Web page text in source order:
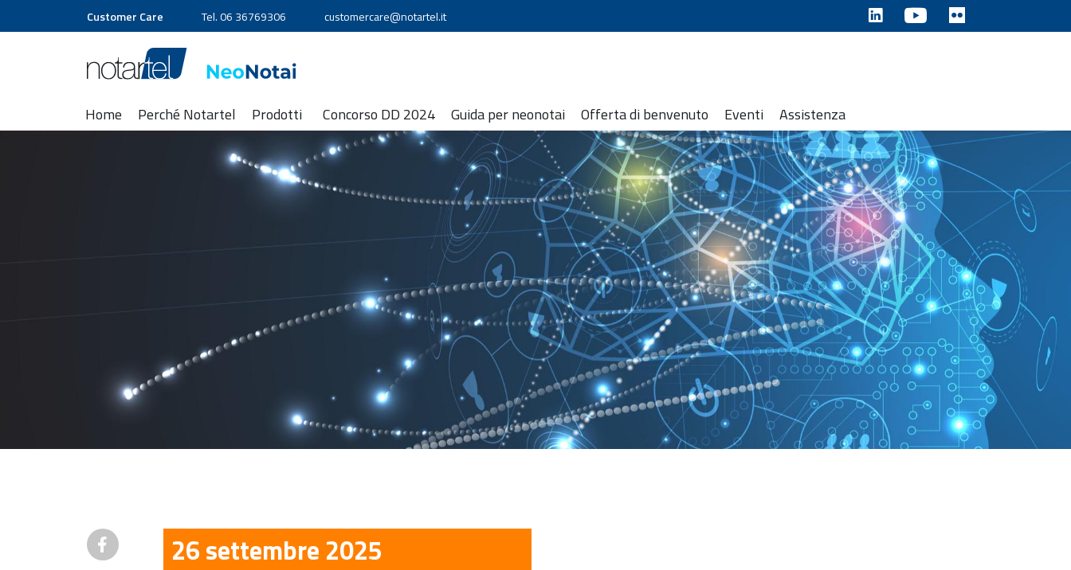
Customer Care Tel. 06 36769306 customercare@notartel.it
Home Perché Notartel Prodotti Concorso DD 2024 Guida per neonotai Offerta di benvenuto Eventi Assistenza
26 settembre 2025